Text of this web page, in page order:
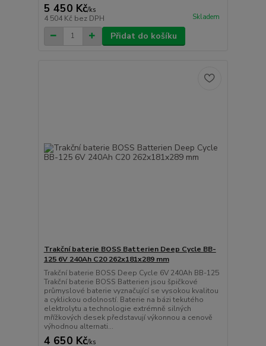
5 450 Kč/ks
4 504 Kč bez DPH Skladem
Přidat do košíku
Trakční baterie BOSS Batterien Deep Cycle BB-
125 6V 240Ah C20 262x181x289 mm
Trakční baterie BOSS Deep Cycle 6V 240Ah BB-125
Trakční baterie BOSS Batterien jsou špičkové
průmyslové baterie vyznačující se vysokou kvalitou
a cyklickou odolností. Baterie na bázi tekutého
elektrolytu a technologie extrémně silných
mřížkových desek představují výkonnou a cenově
výhodnou alternati...
4 650 Kč/ks